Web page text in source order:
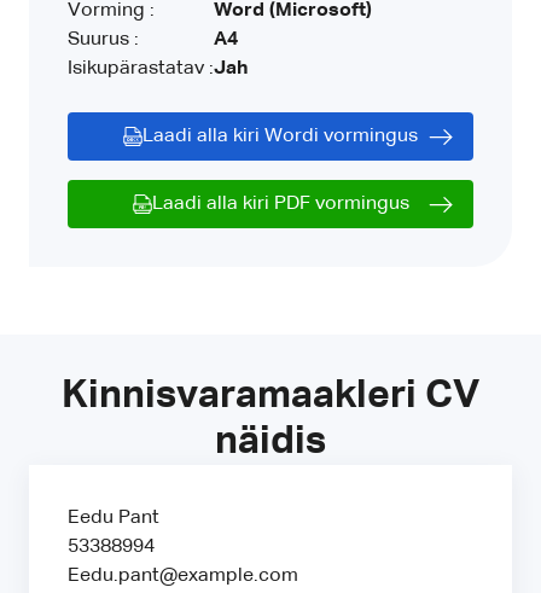
Vorming :
Suurus :
Isikupärastatav :
Word (Microsoft)
A4
Jah
Laadi alla kiri Wordi vormingus
Laadi alla kiri PDF vormingus
Kinnisvaramaakleri CV
näidis
Eedu Pant
53388994
Eedu.pant@example.com